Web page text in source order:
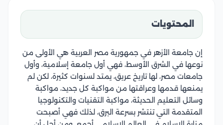
المحتويات
إن جامعة الأزهر في جمهورية مصر العربية هي الأولى من
نوعها في الشرق الأوسط، فهي أول جامعة إسلامية، وأول
جامعات مصر، لها تاريخ عريق، يمتد لسنوات كثيرة، لكن لم
يمنعها قدمها وعراقتها من مواكبة كل جديد، مواكبة
وسائل التعليم الحديثة، مواكبة التقنيات والتكنولوجيا
المتقدمة التي تنتشر بسرعة البرق، لذلك فهي أصبحت